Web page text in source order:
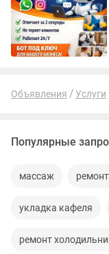
Объявления Услуги
Популярные
массаж
укладка кафеля
ремонт